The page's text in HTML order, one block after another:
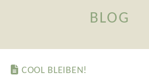
BLOG
COOL BLEIBEN!